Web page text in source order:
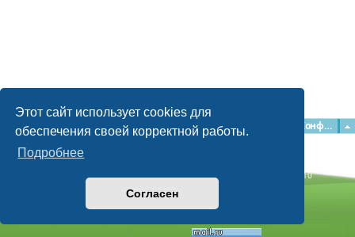
Этот сайт использует cookies для
обеспечения своей корректной работы.
Подробнее
Согласен
Главная Форумы Конфиденциальность
Наша команда
Time: 0.049s| Peak Memory Usage: 2.15 МБ | GZIP: Off |
Queries: 10
© phpBB Guru, 2004—2026
Powered by
Style byArtodia